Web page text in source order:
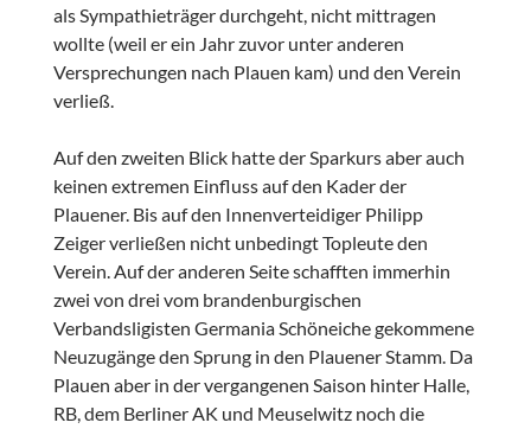
als Sympathieträger durchgeht, nicht mittragen
wollte (weil er ein Jahr zuvor unter anderen
Versprechungen nach Plauen kam) und den Verein
verließ.
Auf den zweiten Blick hatte der Sparkurs aber auch
keinen extremen Einfluss auf den Kader der
Plauener. Bis auf den Innenverteidiger Philipp
Zeiger verließen nicht unbedingt Topleute den
Verein. Auf der anderen Seite schafften immerhin
zwei von drei vom brandenburgischen
Verbandsligisten Germania Schöneiche gekommene
Neuzugänge den Sprung in den Plauener Stamm. Da
Plauen aber in der vergangenen Saison hinter Halle,
RB, dem Berliner AK und Meuselwitz noch die